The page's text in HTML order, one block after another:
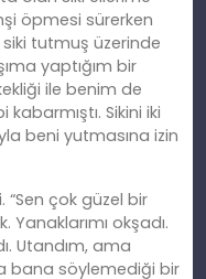
öpmesi sürerken
tutmuş üzerinde
yaptığım bir
ile benim de
kabarmıştı. Sikini iki
beni yutmasına izin
çok güzel bir
Yanaklarımı okşadı.
Utandım, ama
bana söylemediği bir